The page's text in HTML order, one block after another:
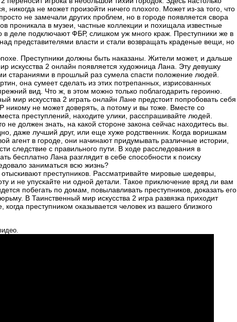
никогда не может произойти ничего плохого. Может из-за того, что
не замечали других проблем, но в городе появляется свора
проникала в музеи, частные коллекции и похищала известные
в деле подключают ФБР, слишком уж много краж. Преступники же в
представителями власти и стали возвращать краденые вещи, но
Преступники должны быть наказаны. Жители может, и дальше
искусства 2 онлайн появляется художница Лана. Эту девушку
стараниями в прошлый раз сумела спасти положение людей.
она сумеет сделать из этих потрепанных, изрисованных
вид. Что ж, в этом можно только поблагодарить героиню.
мир искусства 2 играть онлайн Лане предстоит попробовать себя
никому не может доверять, а потому и вы тоже. Вместе со
преступлений, находите улики, расспрашивайте людей.
не должен знать, на какой стороне закона сейчас находитесь вы.
даже лучший друг, или еще хуже родственник. Когда воришкам
агент в городе, они начинают придумывать различные истории,
следствие с правильного пути. В ходе расследования в
бесплатно Лана разглядит в себе способности к поиску
заниматься всю жизнь?
преступников. Рассматривайте мировые шедевры,
и не упускайте ни одной детали. Такое приключение вряд ли вам
побегать по домам, повылавливать преступников, доказать его
В Таинственный мир искусства 2 игра развязка приходит
преступником оказывается человек из вашего близкого